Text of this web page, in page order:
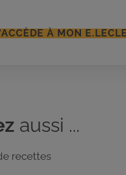
À MON
aussi ...
recettes